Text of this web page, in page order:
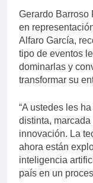
Gerardo Barroso
en
Alfaro García,
tipo de eventos
dominarlas y
transformar su
“A ustedes les
distinta,
innovación. La
ahora están
inteligencia
país en un